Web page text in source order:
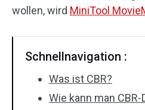
Drehen/Spiegeln
Stapelverarbeitung
wollen, wird MiniTool
Schnellnavigation :
Was ist CBR?
Wie kann man